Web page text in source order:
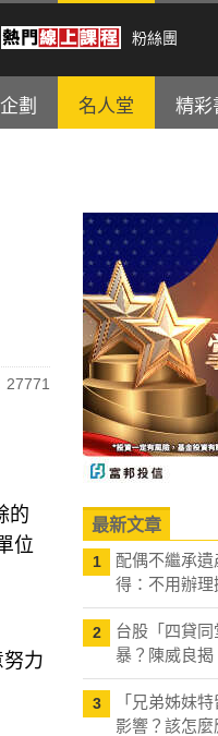
粉絲團
劃 名人堂 精彩
27771
的
位
力
最新文章
1
配偶不繼承
得：不用辦理
2
台股「四貸
暴？陳威良
3
「兄弟姊妹
影響？該怎麼